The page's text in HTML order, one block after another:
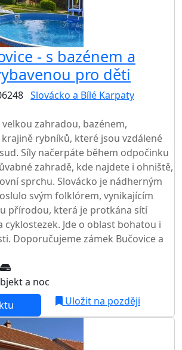
- s bazénem a
pro děti
Slovácko a Bílé Karpaty
velkou zahradou, bazénem,
krajině rybníků, které jsou vzdálené
Síly načerpáte během odpočinku
zahradě, kde najdete i ohniště,
sprchu. Slovácko je nádherným
svým folklórem, vynikajícím
přírodou, která je protkána sítí
Jde o oblast bohatou i
Doporučujeme zámek Bučovice a
a noc
Uložit na později